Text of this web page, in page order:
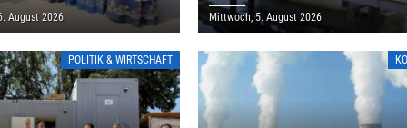
PROGRAMM IN
August 2026 Mittwoch, 5. August 2026
POLITIK & WIRTSCHAFT